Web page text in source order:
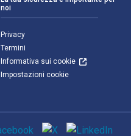
noi
Privacy
Termini
Informativa sui cookie
Impostazioni cookie